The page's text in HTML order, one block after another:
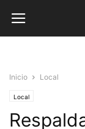
Inicio Local
Local